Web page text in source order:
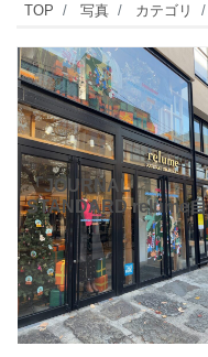
TOP 写真 カテゴリ
「JOURNAL
STANDARD relume
が丘店」。自由が丘駅
口から徒歩2分の、九
川緑道沿いにあります
いつ来てもおしゃれな
店なのですが、ク